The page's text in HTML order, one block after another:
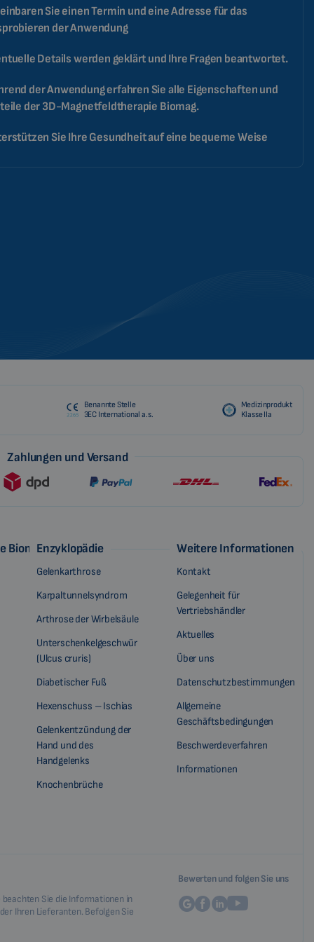
Sie einen Termin und eine Adresse für das
der Anwendung
Details werden geklärt und Ihre Fragen beantwortet.
der Anwendung erfahren Sie alle Eigenschaften und
der 3D-Magnetfeldtherapie Biomag.
Sie Ihre Gesundheit auf eine bequeme Weise
Benannte Stelle
3EC International a.s.
Medizinprodukt
Klasse IIa
Zahlungen und Versand
BiomagEnzyklopädie
Gelenkarthrose
Karpaltunnelsyndrom
Arthrose der Wirbelsäule
Unterschenkelgeschwür
(Ulcus cruris)
Diabetischer Fuß
Hexenschuss – Ischias
Gelenkentzündung der
Hand und des
Handgelenks
Knochenbrüche
Weitere Informationen
Kontakt
Gelegenheit für
Vertriebshändler
Aktuelles
Über uns
Datenschutzbestimmungen
Allgemeine
Geschäftsbedingungen
Beschwerdeverfahren
Informationen
Sie die Informationen in
Ihren Lieferanten. Befolgen Sie
Bewerten und folgen Sie uns
BULGARIAN
MALAYSIAN
HINDI
CHINESE (SIMPLIFIED)